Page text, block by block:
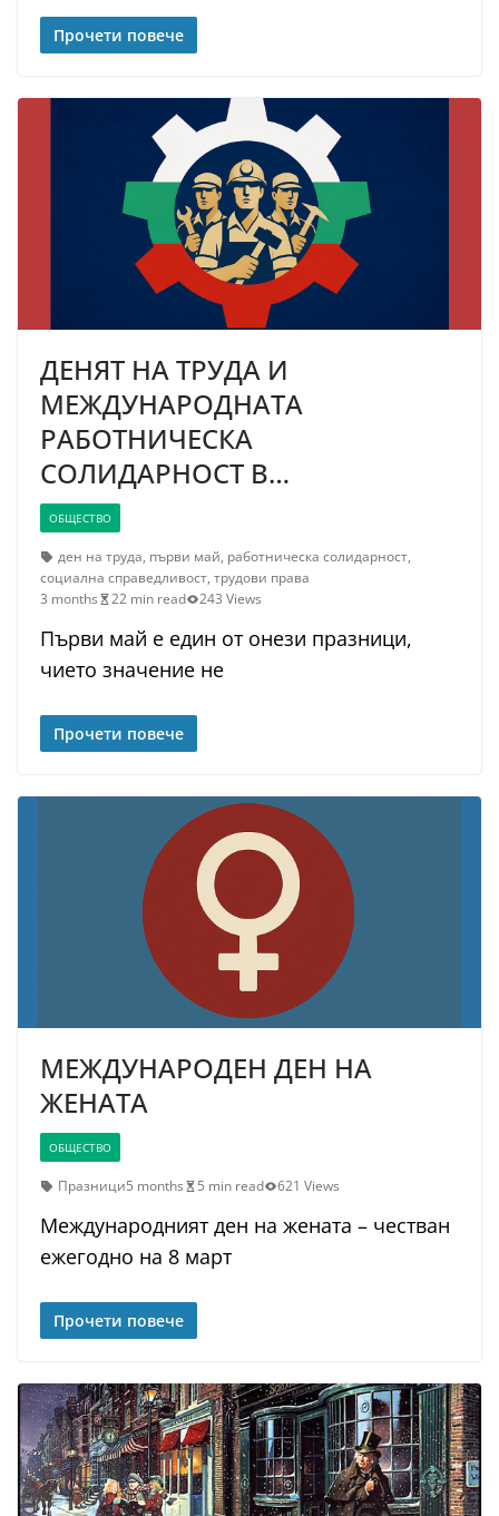
Прочети повече
ДЕНЯТ НА ТРУДА И
МЕЖДУНАРОДНАТА
РАБОТНИЧЕСКА
СОЛИДАРНОСТ В…
ОБЩЕСТВО
ден на труда, първи май, работническа солидарност,
социална справедливост, трудови права
3 months
22 min read 243 Views
Първи май е един от онези празници,
чието значение не
Прочети повече
МЕЖДУНАРОДЕН ДЕН НА
ЖЕНАТА
ОБЩЕСТВО
Празници5 months 5 min read 621 Views
Международният ден на жената – честван
ежегодно на 8 март
Прочети повече